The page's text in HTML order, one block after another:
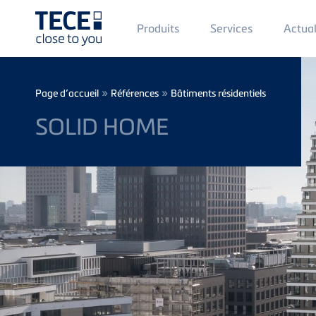
Main
Menü
1
Produits Services
Breadcrumb
Page d’accueil » Références » Bâtiments résidentiels
SOLID HOME